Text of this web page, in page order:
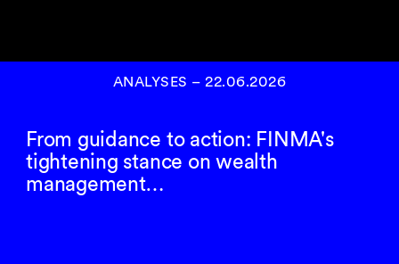
ANALYSES – 22.06.2026
From guidance to action: FINMA's
tightening stance on wealth
management…